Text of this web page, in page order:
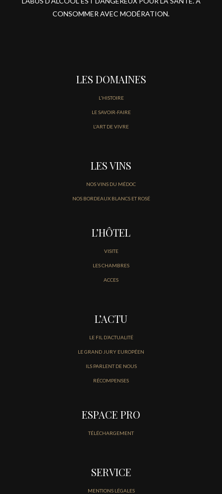
CONSOMMER AVEC MODÉRATION.
LES DOMAINES
L'HISTOIRE
LE SAVOIR-FAIRE
L'ART DE VIVRE
LES VINS
NOS VINS DU MÉDOC
NOS BORDEAUX BLANCS ET ROSÉ
L’HÔTEL
VISITE
LES CHAMBRES
ACCES
L’ACTU
LE FIL D’ACTUALITÉ
LE GRAND JURY EUROPÉEN
ILS PARLENT DE NOUS
RÉCOMPENSES
ESPACE PRO
TÉLÉCHARGEMENT
SERVICE
MENTIONS LÉGALES